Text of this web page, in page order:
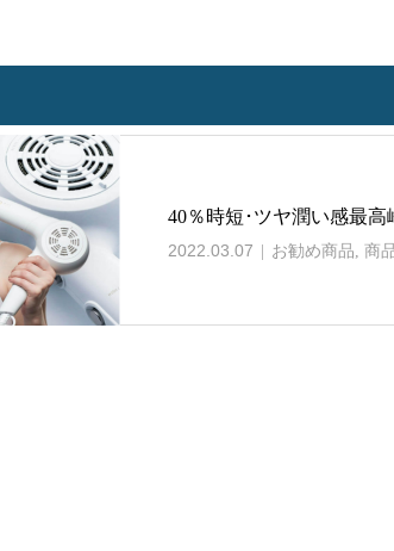
40％時短･ツヤ潤い感最
2022.03.07 お勧め商品 商